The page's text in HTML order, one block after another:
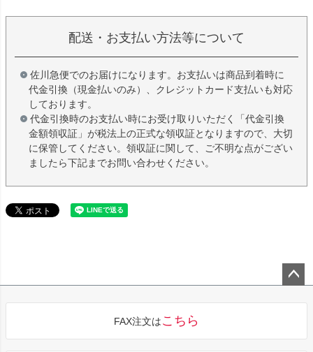
配送・お支払い方法等について
佐川急便でのお届けになります。お支払いは商品到着時に
代金引換（現金払いのみ）、クレジットカード支払いも対応
しております。
代金引換時のお支払い時にお受け取りいただく「代金引換
金額領収証」が税法上の正式な領収証となりますので、大切
に保管してください。領収証に関して、ご不明な点がござい
ましたら下記までお問い合わせください。
へ
FAX注文はこちら